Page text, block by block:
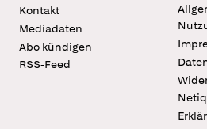
Kontakt
Mediadaten
Abo kündigen
RSS-Feed